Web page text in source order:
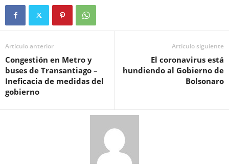
Artículo anterior
Congestión en Metro y
buses de Transantiago –
Ineficacia de medidas del
gobierno
Artículo siguiente
El coronavirus está
hundiendo al Gobierno de
Bolsonaro